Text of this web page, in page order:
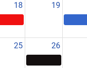
18 19
25 26